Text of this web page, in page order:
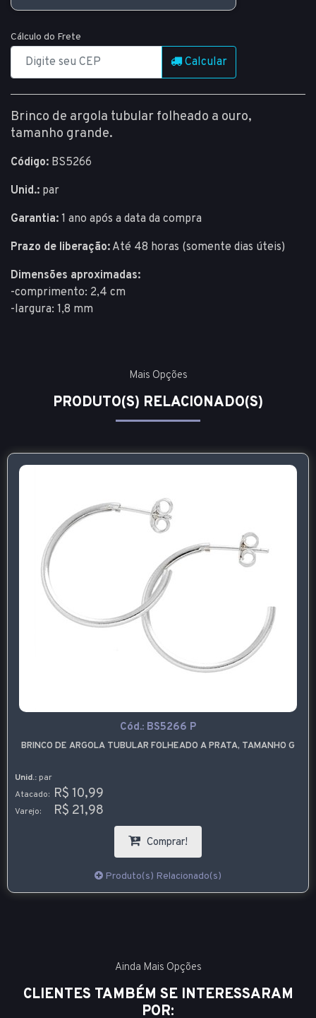
Cálculo do Frete
Calcular
Brinco de argola tubular folheado a ouro,
tamanho grande.
Código: BS5266
Unid.: par
Garantia: 1 ano após a data da compra
Prazo de liberação: Até 48 horas (somente dias úteis)
Dimensões aproximadas:
-comprimento: 2,4 cm
-largura: 1,8 mm
Mais Opções
PRODUTO(S) RELACIONADO(S)
Cód.: BS5266 P
BRINCO DE ARGOLA TUBULAR FOLHEADO A PRATA, TAMANHO G
Unid.: par
Atacado: R$ 10,99
Varejo: R$ 21,98
Comprar!
Produto(s) Relacionado(s)
Ainda Mais Opções
CLIENTES TAMBÉM SE INTERESSARAM
POR: